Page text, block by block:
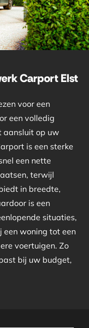
Carport Elst
voor een
een volledig
aansluit op uw
is een sterke
een nette
terwijl
in breedte,
is een
situaties,
een woning tot een
voertuigen. Zo
bij uw budget,